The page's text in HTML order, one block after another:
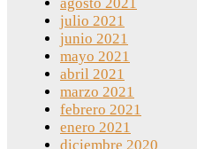
julio 2021
junio 2021
mayo 2021
abril 2021
marzo 2021
febrero 2021
enero 2021
diciembre 2020